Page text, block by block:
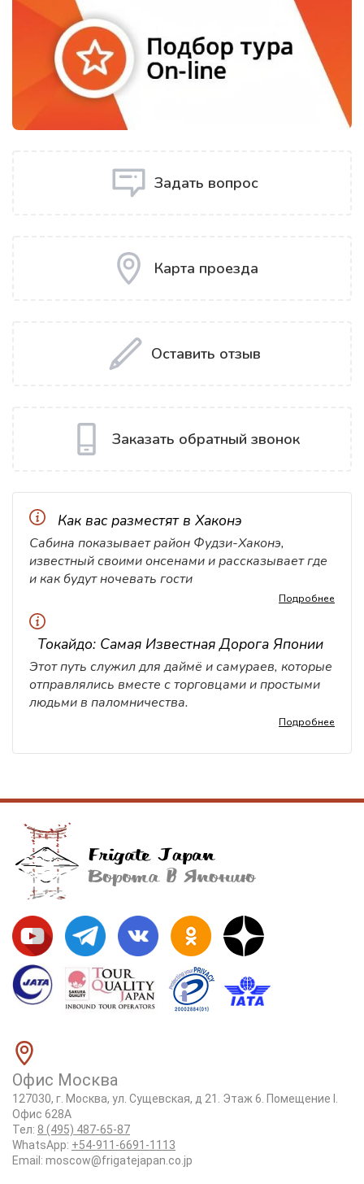
Задать вопрос
Карта проезда
Оставить отзыв
Заказать обратный звонок
Как вас разместят в Хаконэ
Сабина показывает район Фудзи-Хаконэ,
известный своими онсенами и рассказывает где
и как будут ночевать гости
Подробнее
Токайдо: Самая Известная Дорога Японии
Этот путь служил для даймё и самураев, которые
отправлялись вместе с торговцами и простыми
людьми в паломничества.
Подробнее
Офис Москва
127030, г. Москва, ул. Сущевская, д 21. Этаж 6. Помещение I.
Офис 628А
Тел: 8 (495) 487-65-87
WhatsApp: +54-911-6691-1113
Email: moscow@frigatejapan.co.jp